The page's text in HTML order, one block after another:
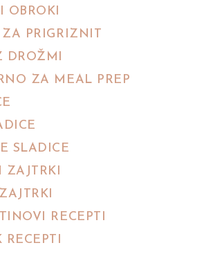
OBROKI
ZA PRIGRIZNIT
DROŽMI
ZA MEAL PREP
SLADICE
ZAJTRKI
RECEPTI